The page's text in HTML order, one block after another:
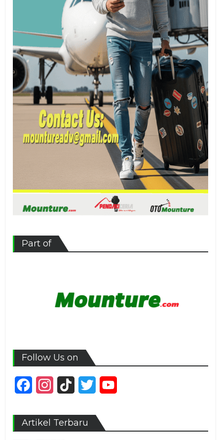
Part of
Follow Us on
FacebookInstagram
TikTok Twitter
Artikel Terbaru